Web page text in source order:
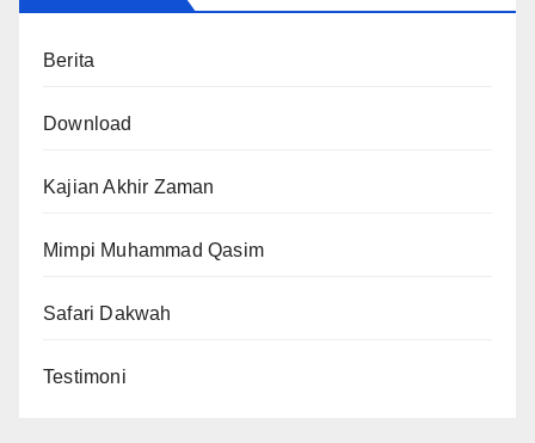
Berita
Download
Kajian Akhir Zaman
Mimpi Muhammad Qasim
Safari Dakwah
Testimoni